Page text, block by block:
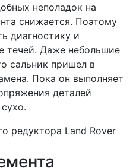
неполадок на
снижается. Поэтому
диагностику и
течей. Даже небольшие
сальник пришел в
Пока он выполняет
деталей
редуктора Land Rover